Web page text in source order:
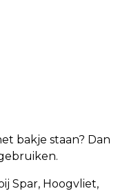
bakje staan? Dan
Spar, Hoogvliet,